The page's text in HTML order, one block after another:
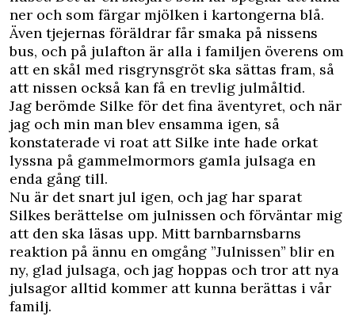
ner och som färgar mjölken i kartongerna blå.
Även tjejernas föräldrar får smaka på nissens
bus, och på julafton är alla i familjen överens om
att en skål med risgrynsgröt ska sättas fram, så
att nissen också kan få en trevlig julmåltid.
Jag berömde Silke för det fina äventyret, och när
jag och min man blev ensamma igen, så
konstaterade vi roat att Silke inte hade orkat
lyssna på gammelmormors gamla julsaga en
enda gång till.
Nu är det snart jul igen, och jag har sparat
Silkes berättelse om julnissen och förväntar mig
att den ska läsas upp. Mitt barnbarnsbarns
reaktion på ännu en omgång ”Julnissen” blir en
ny, glad julsaga, och jag hoppas och tror att nya
julsagor alltid kommer att kunna berättas i vår
familj.